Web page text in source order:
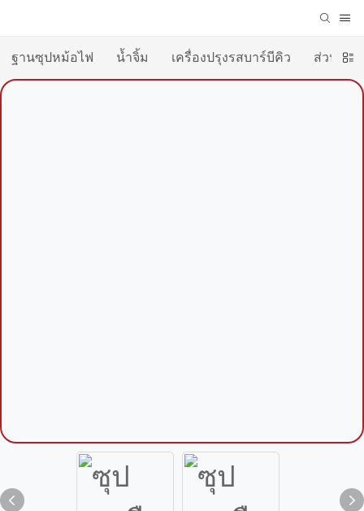
ฐานซุปหม้อไฟ น้ำจิ้ม เครื่องปรุงรสบาร์บีคิว ส่วนผสม